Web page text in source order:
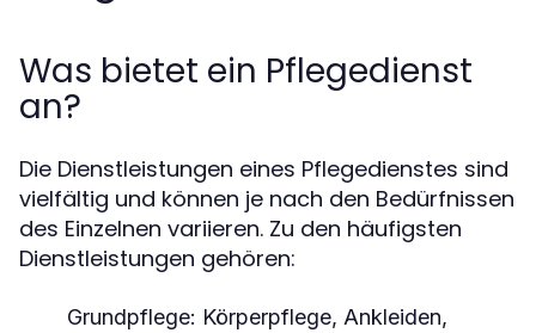
Was bietet ein Pflegedienst
an?
Die Dienstleistungen eines Pflegedienstes sind
vielfältig und können je nach den Bedürfnissen
des Einzelnen variieren. Zu den häufigsten
Dienstleistungen gehören:
Grundpflege: Körperpflege, Ankleiden,